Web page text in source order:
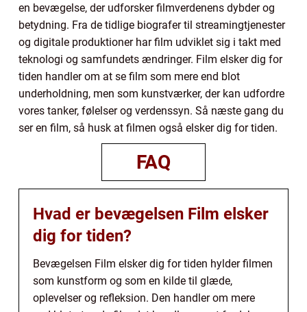
en bevægelse, der udforsker filmverdenens dybder og
betydning. Fra de tidlige biografer til streamingtjenester
og digitale produktioner har film udviklet sig i takt med
teknologi og samfundets ændringer. Film elsker dig for
tiden handler om at se film som mere end blot
underholdning, men som kunstværker, der kan udfordre
vores tanker, følelser og verdenssyn. Så næste gang du
ser en film, så husk at filmen også elsker dig for tiden.
FAQ
Hvad er bevægelsen Film elsker
dig for tiden?
Bevægelsen Film elsker dig for tiden hylder filmen
som kunstform og som en kilde til glæde,
oplevelser og refleksion. Den handler om mere